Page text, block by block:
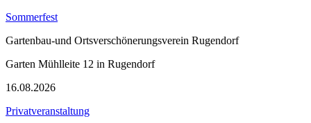
Sommerfest
Gartenbau-und Ortsverschönerungsverein Rugendorf
Garten Mühlleite 12 in Rugendorf
16.08.2026
Privatveranstaltung